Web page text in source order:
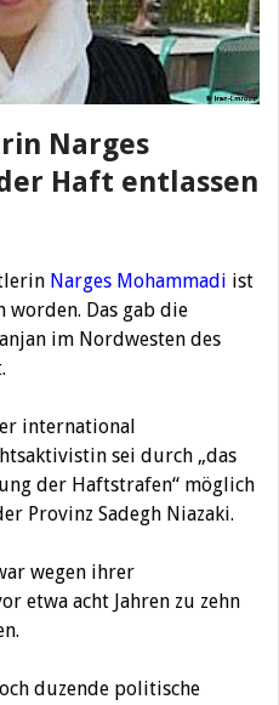
Narges
Haft entlassen
Narges Mohammadi ist
worden. Das gab die
im Nordwesten des
international
sei durch „das
der Haftstrafen“ möglich
Provinz Sadegh Niazaki.
wegen ihrer
etwa acht Jahren zu zehn
duzende politische